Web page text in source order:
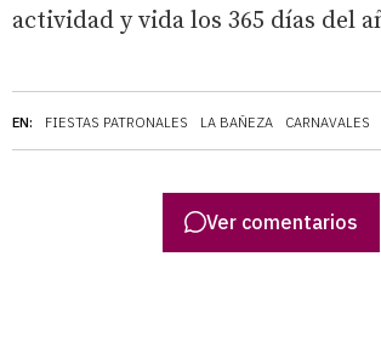
EN: FIESTAS PATRONALES LA BAÑEZA CARNAVALES
actividad y vida los 365 días del
Ver comentarios